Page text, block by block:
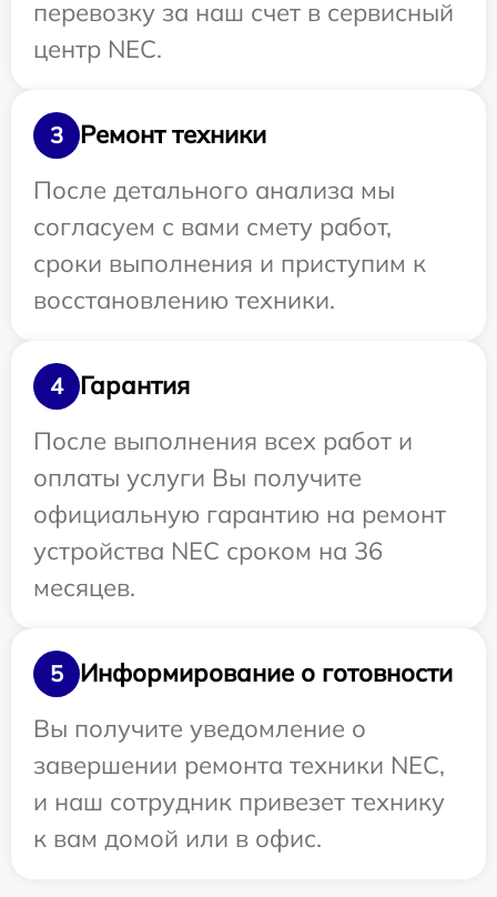
перевозку за наш счет в сервисный
центр NEC.
3
Ремонт техники
После детального анализа мы
согласуем с вами смету работ,
сроки выполнения и приступим к
восстановлению техники.
4
Гарантия
После выполнения всех работ и
оплаты услуги Вы получите
официальную гарантию на ремонт
устройства NEC сроком на 36
месяцев.
5
Информирование о готовности
Вы получите уведомление о
завершении ремонта техники NEC,
и наш сотрудник привезет технику
к вам домой или в офис.